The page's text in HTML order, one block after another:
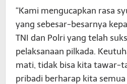
“Kami mengucapkan rasa
yang sebesar-besarnya
TNI dan Polri yang telah
pelaksanaan pilkada.
mati, tidak bisa kita tawar-
pribadi berharap kita